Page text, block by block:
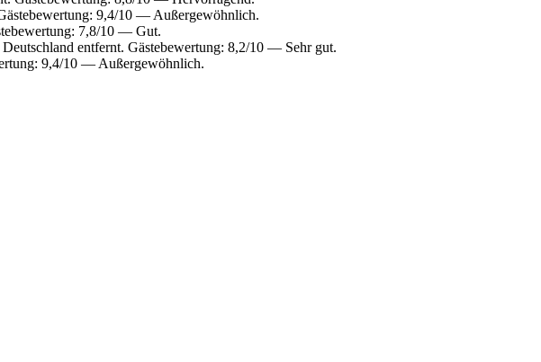
9,4/10 — Außergewöhnlich.
7,8/10 — Gut.
entfernt. Gästebewertung: 8,2/10 — Sehr gut.
9,4/10 — Außergewöhnlich.